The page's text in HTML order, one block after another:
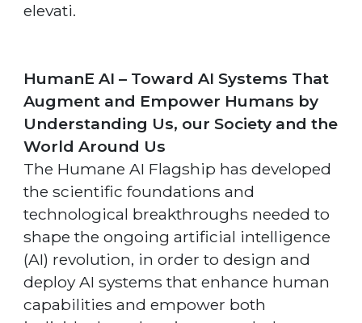
elevati.
HumanE AI – Toward AI Systems That
Augment and Empower Humans by
Understanding Us, our Society and the
World Around Us
The Humane AI Flagship has developed
the scientific foundations and
technological breakthroughs needed to
shape the ongoing artificial intelligence
(AI) revolution, in order to design and
deploy AI systems that enhance human
capabilities and empower both